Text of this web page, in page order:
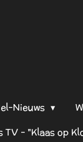
Nieuws
TV - "Klaas op